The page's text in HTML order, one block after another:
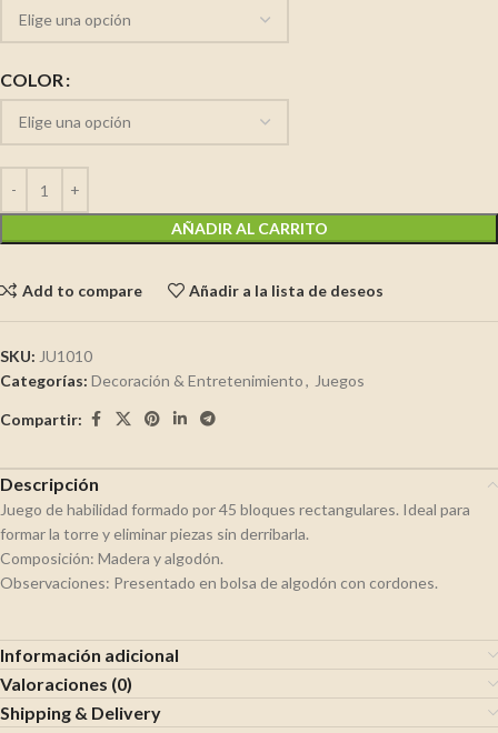
COLOR
AÑADIR AL CARRITO
Add to compare Añadir a la lista de deseos
SKU: JU1010
Categorías: Decoración & Entretenimiento, Juegos
Compartir:
Descripción
Juego de habilidad formado por 45 bloques rectangulares. Ideal para
formar la torre y eliminar piezas sin derribarla.
Composición: Madera y algodón.
Observaciones: Presentado en bolsa de algodón con cordones.
Información adicional
Valoraciones (0)
Shipping & Delivery